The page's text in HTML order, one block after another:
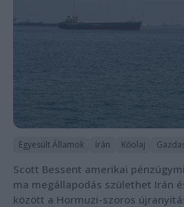
Egyesült Államok Irán Kőolaj
Scott Bessent amerikai
ma megállapodás születhet Irán
között a Hormuzi-szoros